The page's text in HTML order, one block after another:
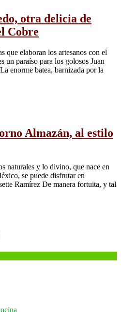
otra delicia de
Cobre
que elaboran los artesanos con el
un paraíso para los golosos Juan
enorme batea, barnizada por la
Almazán, al estilo
naturales y lo divino, que nace en
se puede disfrutar en
Ramírez De manera fortuita, y tal